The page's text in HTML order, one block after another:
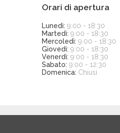
Orari di apertura
Lunedì: 9:00 - 18:30
Martedì: 9:00 - 18:30
Mercoledì: 9:00 - 18:30
Giovedì: 9:00 - 18:30
Venerdì: 9:00 - 18:30
Sabato: 9:00 - 12:30
Domenica: Chiusi